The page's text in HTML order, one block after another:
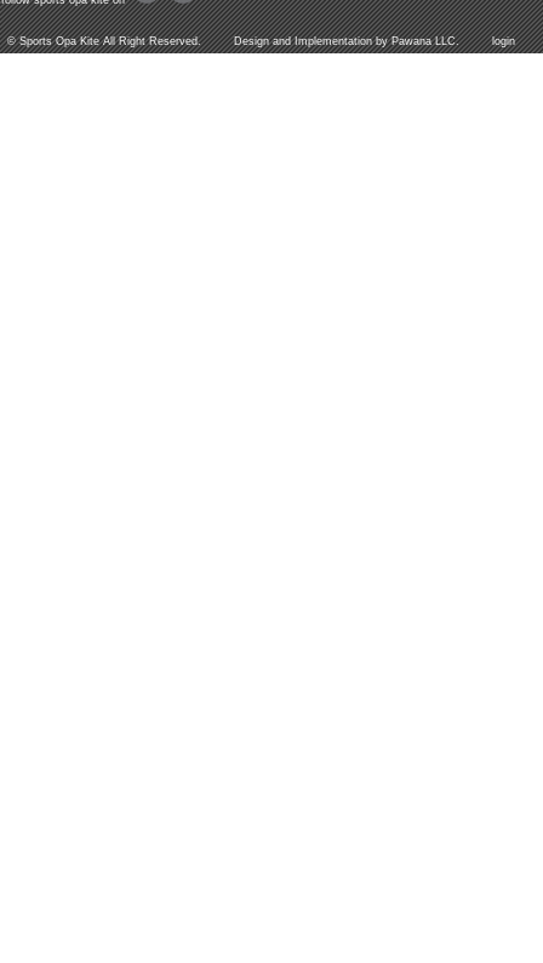
©Sports Opa KiteAll Right Reserved. Design and Implementation byPawana LLC. login